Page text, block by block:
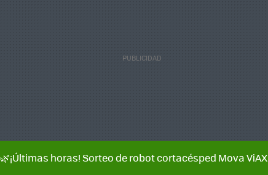
🌿¡Últimas horas! Sorteo de robot cortacésped Mova ViAX